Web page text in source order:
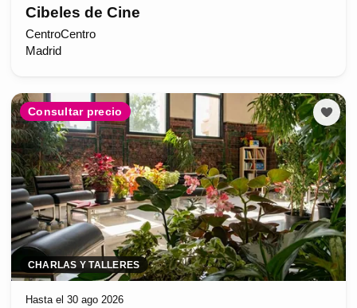
Cibeles de Cine
CentroCentro
Madrid
Consultar precio
CHARLAS Y TALLERES
Hasta el 30 ago 2026